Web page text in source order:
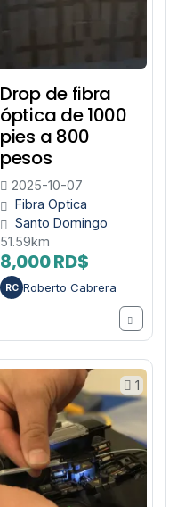
Drop de fibra
óptica de 1000
pies a 800
pesos
2025-10-07
Fibra Optica
Santo Domingo
51.59km
8,000 RD$
RC Roberto Cabrera
1